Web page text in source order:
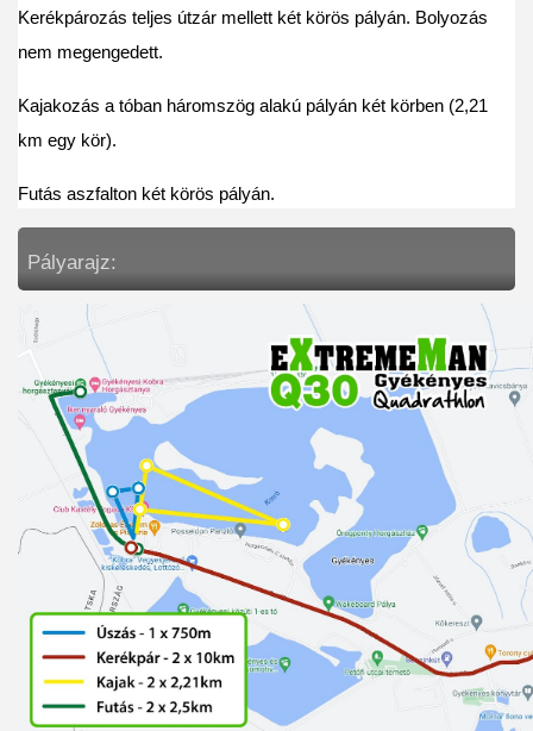
Kerékpározás teljes útzár mellett két körös pályán. Bolyozás
nem megengedett.
Kajakozás a tóban háromszög alakú pályán két körben (2,21
km egy kör).
Futás aszfalton két körös pályán.
Pályarajz: